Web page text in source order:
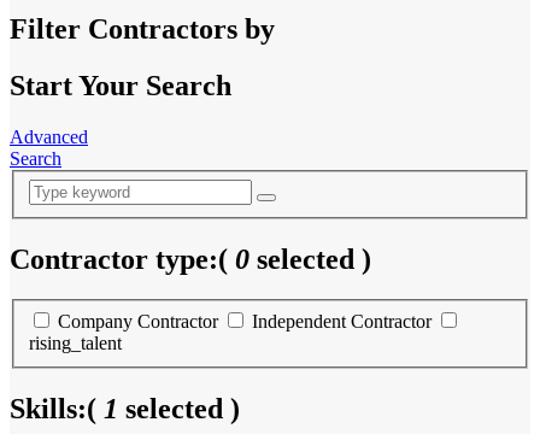
Filter Contractors by
Start Your Search
Advanced
Search
Contractor type:( 0 selected )
Company Contractor
Independent Contractor
rising_talent
Skills:( 1 selected )